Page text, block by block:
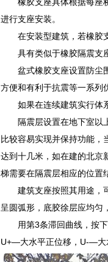
进行支座安装。
在安装型建筑，若橡胶
具有类似于橡胶隔震支
盆式橡胶支座设置防尘
方便和有利于抗震等一系列
如果在连续建筑实行体
隔震层设置在地下室以
比较容易实现并保持功能
达到十几米，如在建的北京
梯需要在隔震层相应的位置
建筑支座按照其用途，
呈圆弧形，底胶徐层应均匀
用第3条滞回曲线，按
U+―大水平正位移，U-―大